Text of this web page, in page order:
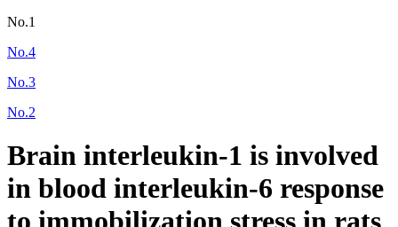
No.1
No.4
No.3
No.2
Brain interleukin-1 is involved
in blood interleukin-6 response